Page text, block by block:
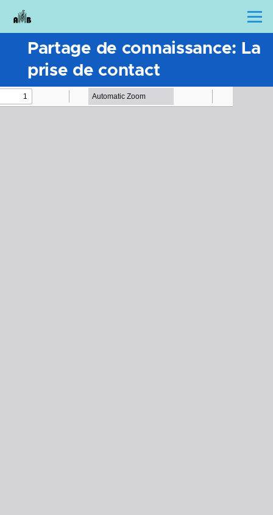
Skip to main content
Menu
Partage de connaissance: La
prise de contact